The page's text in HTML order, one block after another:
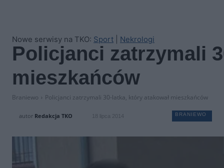
Nowe serwisy na TKO: Sport Nekrologi
Policjanci zatrzymali
mieszkańców
Braniewo Policjanci zatrzymali 30-latka, który atakował mieszkańców
autor Redakcja TKO 18 lipca 2014 BRANIEWO